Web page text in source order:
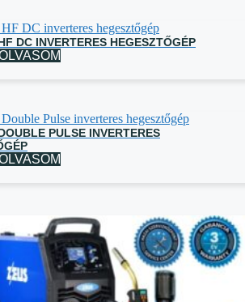
DC INVERTERES HEGESZTŐGÉP
PULSE INVERTERES